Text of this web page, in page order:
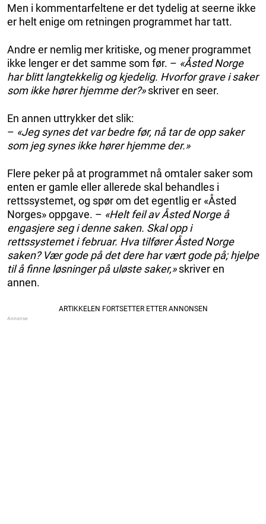
Men i kommentarfeltene er det tydelig at seerne ikke
er helt enige om retningen programmet har tatt.
Andre er nemlig mer kritiske, og mener programmet
ikke lenger er det samme som før. – «Åsted Norge
har blitt langtekkelig og kjedelig. Hvorfor grave i saker
som ikke hører hjemme der?»skriver en seer.
En annen uttrykker det slik:
– «Jeg synes det var bedre før, nå tar de opp saker
som jeg synes ikke hører hjemme der.»
Flere peker på at programmet nå omtaler saker som
enten er gamle eller allerede skal behandles i
rettssystemet, og spør om det egentlig er «Åsted
Norges» oppgave. – «Helt feil av Åsted Norge å
engasjere seg i denne saken. Skal opp i
rettssystemet i februar. Hva tilfører Åsted Norge
saken? Vær gode på det dere har vært gode på; hjelpe
til å finne løsninger på uløste saker,»skriver en
annen.